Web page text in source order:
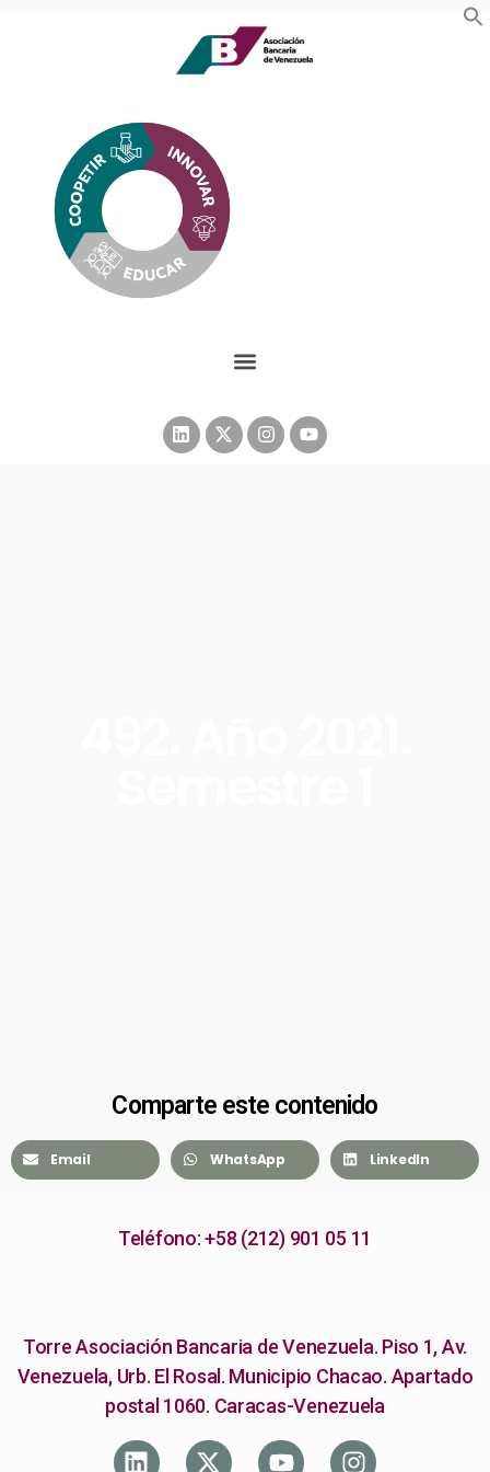
Comparte este contenido
Email WhatsApp LinkedIn
Teléfono: +58 (212) 901 05 11
Torre Asociación Bancaria de Venezuela. Piso 1, Av.
Venezuela, Urb. El Rosal. Municipio Chacao. Apartado
postal 1060. Caracas-Venezuela